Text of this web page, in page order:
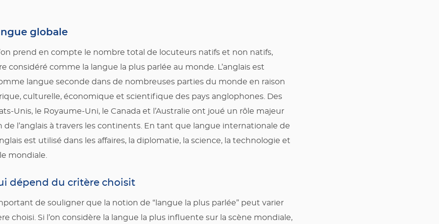
globale
prend en compte le nombre total de locuteurs natifs et non natifs,
considéré comme la langue la plus parlée au monde. L’anglais est
langue seconde dans de nombreuses parties du monde en raison
culturelle, économique et scientifique des pays anglophones. Des
Unis, le Royaume-Uni, le Canada et l’Australie ont joué un rôle majeur
de l’anglais à travers les continents. En tant que langue internationale de
est utilisé dans les affaires, la diplomatie, la science, la technologie et
mondiale.
dépend du critère choisit
de souligner que la notion de “langue la plus parlée” peut varier
choisi. Si l’on considère la langue la plus influente sur la scène mondiale,